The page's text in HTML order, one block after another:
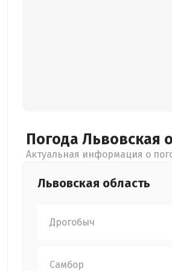
Погода Львовская
Актуальная информация о
Львовская область
Дрогобыч
Самбор